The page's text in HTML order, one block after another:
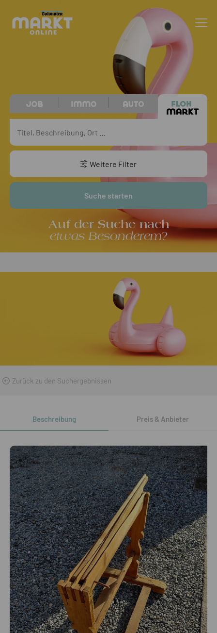
Auf der Suche nach
etwas Besonderem?
Weitere Filter
Suche starten
Zurück zu den Suchergebnissen
Beschreibung Preis & Anbieter